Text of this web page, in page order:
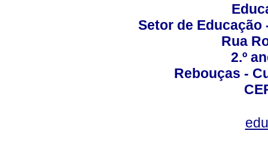
Setor de Educação
Rua
2.º
Rebouças -